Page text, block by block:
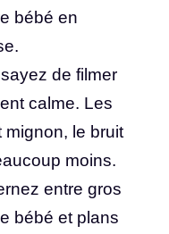
bébé en
de filmer
calme. Les
mignon, le bruit
moins.
entre gros
bébé et plans